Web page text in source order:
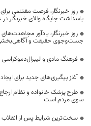
روز خبرنگار، فرصت مغتنمی
پاسداشت جایگاه والای خبرنگار
روز خبرنگار، یادآور
جست‌وجوی حقیقت و آگاهی‌بخشی
فرهنگ مادی و
آغاز پیگیری‌های جدید برای
طرح پزشک خانواده و نظام
سوی مردم است
سخت‌ترین شرایط پس از انقلاب